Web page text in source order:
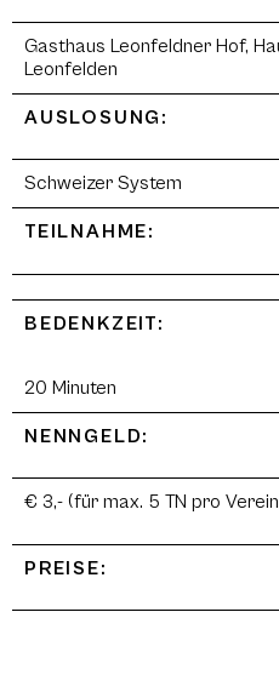
Gasthaus Leonfeldner Hof,
Leonfelden
AUSLOSUNG:
Schweizer System
TEILNAHME:
BEDENKZEIT:
20 Minuten
NENNGELD:
€ 3,- (für max. 5 TN pro
PREISE: